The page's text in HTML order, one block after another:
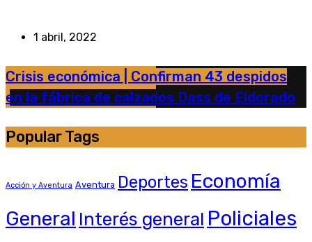
1 abril, 2022
Crisis económica | Confirman 43 despidos
en la fábrica de calzados Dass de Eldorado
Popular Tags
Acción y Aventura Aventura Deportes Economía
General Interés general Policiales